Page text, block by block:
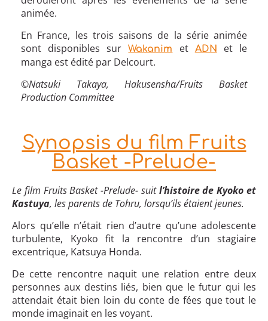
animée.
En France, les trois saisons de la série animée
sont disponibles surWakanim et ADN
et le
manga est édité par Delcourt.
©Natsuki Takaya, Hakusensha/Fruits Basket
Production Committee
Synopsis du film Fruits
Basket -Prelude-
Le film Fruits Basket -Prelude- suitl’histoire de Kyoko et
Kastuya, les parents de Tohru, lorsqu’ils étaient jeunes.
Alors qu’elle n’était rien d’autre qu’une adolescente
turbulente, Kyoko fit la rencontre d’un stagiaire
excentrique, Katsuya Honda.
De cette rencontre naquit une relation entre deux
personnes aux destins liés, bien que le futur qui les
attendait était bien loin du conte de fées que tout le
monde imaginait en les voyant.